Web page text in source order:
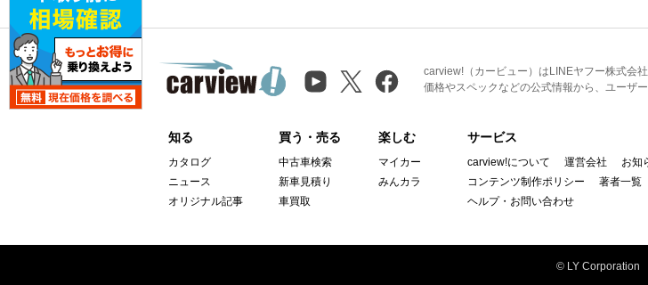
carview!（カービュー）はLINEヤフー株式会
価格やスペックなどの公式情報から、ユーザ
知る
カタログ
ニュース
オリジナル記事
買う・売る
中古車検索
新車見積り
車買取
楽しむ
マイカー
みんカラ
サービス
carview!について 運営会社 お知
コンテンツ制作ポリシー
著者一覧
ヘルプ・お問い合わせ
© LY Corporation